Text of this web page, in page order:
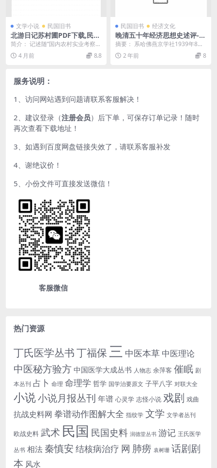
文学小说 民国旧书
北游日记苏村圃PDF下载,民国
农村经济研究史料
简介： 记述随“国内农村实业考察
团”赴河南、河北、山东、江苏、浙
江考察经过。内容...
4 月前 8.8
民国旧书 经济文化
晚清五十年经济思想史述评-秦
佩珩-经济思想史
摘要： 系哈佛燕京学社1939年8月
出版的《晚清五十年经济思想史》
一书的书评 截...
2 年前 8
服务说明：
1、访问网站遇到问题请联系客服解决！
2、建议登录（注册会员）后下单，可保存订单记录！随时
再次查看下载地址！
3、如遇到百度网盘链接失效了，请联系客服补发
4、谢绝议价！
5、小份文件可直接发送微信！
客服微信
热门资源
丁氏医学丛书丁福保 三 中医本草 中医理论
中医秘方验方 中国医学大成丛书 人物志 余萍客 催眠 剧
本丛刊 占卜 命理 命理学 哲学 国学治要原文 子平八字 对联大全
小说小说月报丛刊 年谱 心灵学 志怪小说 戏剧 戏曲
抗战史料网 拳谱动作图解大全 指纹学 文学 文学者丛刊
欧战史料 武术 民国 民国史料 润德堂丛书 游记 王氏医学
丛书 相法 秦慎安 结核病治疗 网 肺痨 袁树珊 话剧剧
本 风水